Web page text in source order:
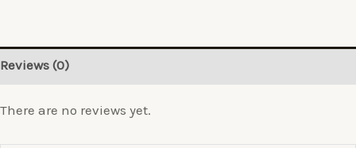
Reviews (0)
There are no reviews yet.